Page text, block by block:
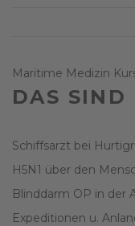
Maritime Medizin
DAS SIND
Schiffsarzt bei
H5N1 über den
Blinddarm OP in der
Expeditionen u.